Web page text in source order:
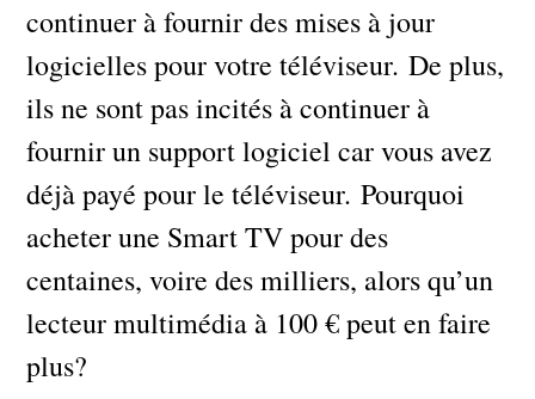
continuer à fournir des mises à jour
logicielles pour votre téléviseur. De plus,
ils ne sont pas incités à continuer à
fournir un support logiciel car vous avez
déjà payé pour le téléviseur. Pourquoi
acheter une Smart TV pour des
centaines, voire des milliers, alors qu’un
lecteur multimédia à 100 € peut en faire
plus?